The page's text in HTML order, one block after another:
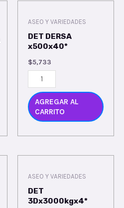
ASEO Y VARIEDADES
DET DERSA
x500x40*
$5,733
AGREGAR AL
CARRITO
ASEO Y VARIEDADES
DET
3Dx3000kgx4*